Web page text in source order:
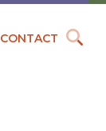
CONTACT